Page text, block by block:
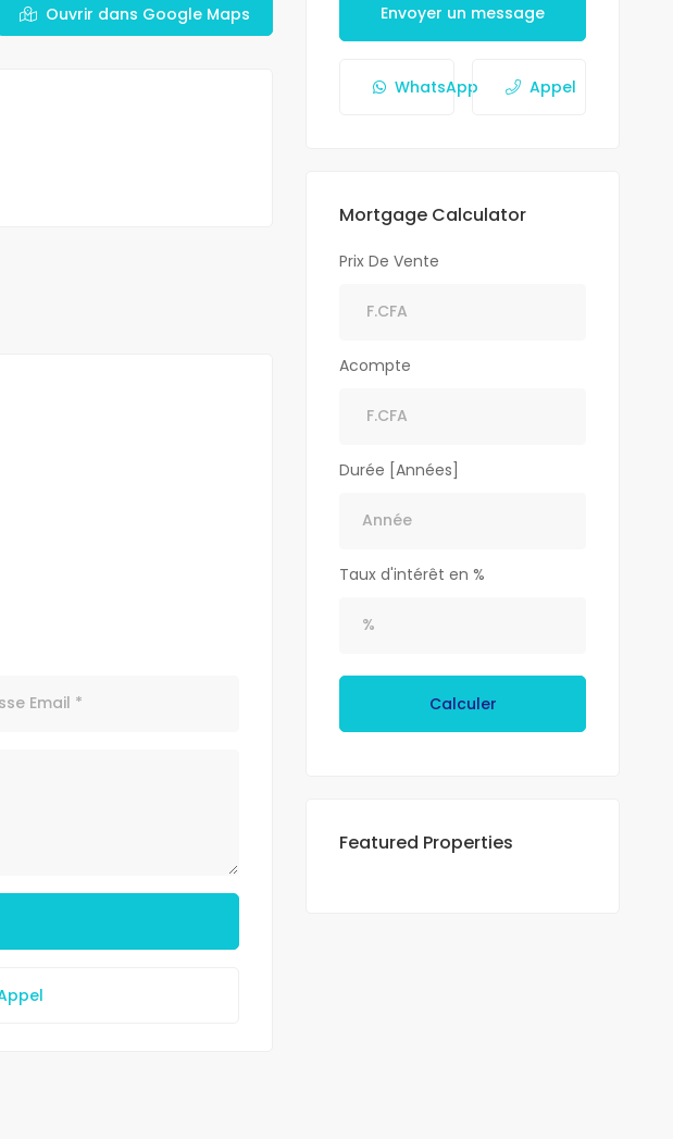
Ouvrir dans Google Maps Envoyer un message
WhatsApp Appel
Mortgage Calculator
Prix De Vente
Acompte
Durée [Années]
Taux d'intérêt en %
Calculer
Featured Properties